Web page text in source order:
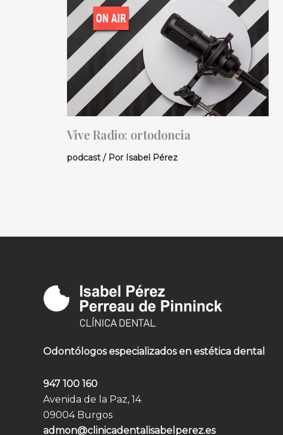
Vive Radio: ortodoncia
podcast / Por Isabel Pérez
Odontólogos especializados en estética dental
947 100 160
Avenida de la Paz, 14
09004 Burgos
admon@clinicadentalisabelperez.es